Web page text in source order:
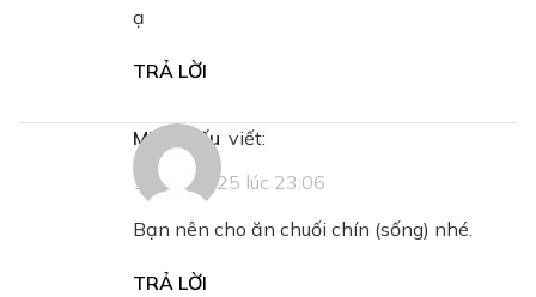
ạ
TRẢ LỜI
Minh Hiếu viết:
10/07/2025 lúc 23:06
Bạn nên cho ăn chuối chín (sống) nhé.
TRẢ LỜI